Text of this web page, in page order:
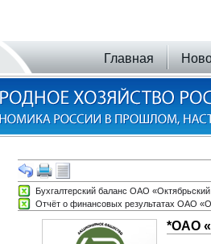
Главная
Бухгалтерский баланс ОАО
Отчёт о финансовых результатах ОАО
*ОАО